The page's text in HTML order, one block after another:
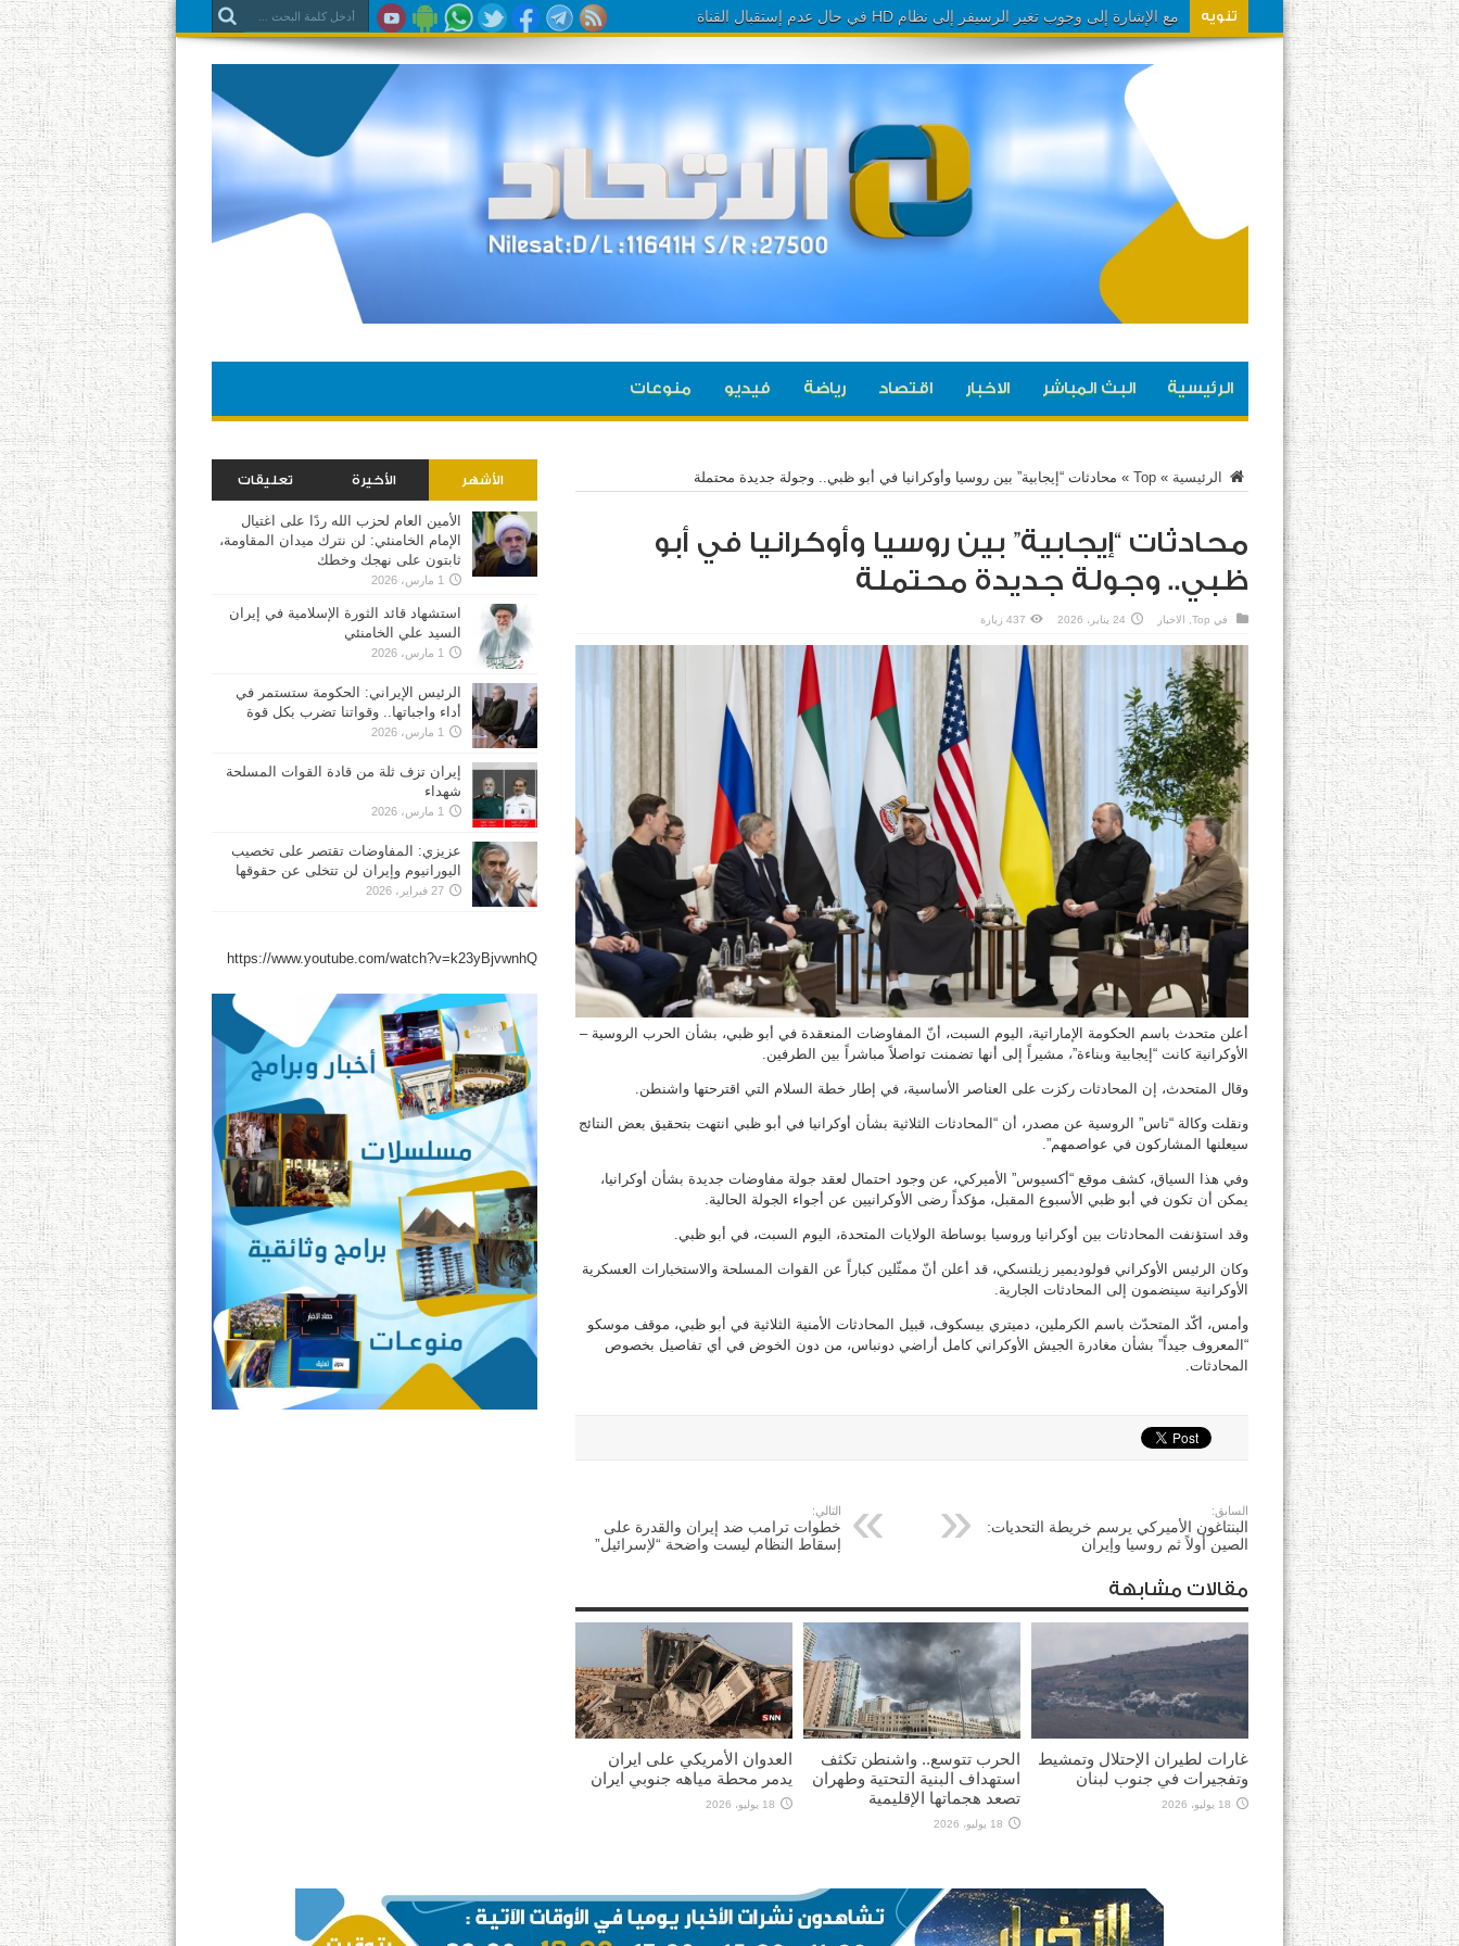
تنويه
الرئيسية البث المباشر الاخبار اقتصاد رياضة فيديو منوعات
الرئيسية »
Top
» محادثات “إيجابية” بين روسيا وأوكرانيا في أبو ظبي.. وجولة جديدة محتملة
محادثات “إيجابية” بين روسيا وأوكرانيا في أبو
ظبي.. وجولة جديدة محتملة
في Top الاخبار 24 يناير، 2026 437 زيارة
أعلن متحدث باسم الحكومة الإماراتية، اليوم السبت، أنّ المفاوضات المنعقدة في أبو ظبي، بشأن الحرب الروسية –
الأوكرانية كانت “إيجابية وبناءة”، مشيراً إلى أنها تضمنت تواصلاً مباشراً بين الطرفين.
وقال المتحدث، إن المحادثات ركزت على العناصر الأساسية، في إطار خطة السلام التي اقترحتها واشنطن.
ونقلت وكالة “تاس” الروسية عن مصدر، أن “المحادثات الثلاثية بشأن أوكرانيا في أبو ظبي انتهت بتحقيق بعض النتائج
سيعلنها المشاركون في عواصمهم”.
وفي هذا السياق، كشف موقع “أكسيوس” الأميركي، عن وجود احتمال لعقد جولة مفاوضات جديدة بشأن أوكرانيا،
يمكن أن تكون في أبو ظبي الأسبوع المقبل، مؤكداً رضى الأوكرانيين عن أجواء الجولة الحالية.
وقد استؤنفت المحادثات بين أوكرانيا وروسيا بوساطة الولايات المتحدة، اليوم السبت، في أبو ظبي.
وكان الرئيس الأوكراني فولوديمير زيلنسكي، قد أعلن أنّ ممثّلين كباراً عن القوات المسلحة والاستخبارات العسكرية
الأوكرانية سينضمون إلى المحادثات الجارية.
وأمس، أكّد المتحدّث باسم الكرملين، دميتري بيسكوف، قبيل المحادثات الأمنية الثلاثية في أبو ظبي، موقف موسكو
“المعروف جيداً” بشأن مغادرة الجيش الأوكراني كامل أراضي دونباس، من دون الخوض ‌في أي تفاصيل بخصوص
المحادثات.
السابق:
البنتاغون الأميركي يرسم خريطة التحديات:
الصين أولاً ثم روسيا وإيران
التالي:
خطوات ترامب ضد إيران والقدرة على
إسقاط النظام ليست واضحة “لإسرائيل”
مقالات مشابهة
غارات لطيران الإحتلال وتمشيط
وتفجيرات في جنوب لبنان
18 يوليو، 2026
الحرب تتوسع.. واشنطن تكثف
استهداف البنية التحتية وطهران
تصعد هجماتها الإقليمية
18 يوليو، 2026
العدوان الأمريكي على ايران
يدمر محطة مياهه جنوبي ايران
18 يوليو، 2026
الأشهر الأخيرة تعليقات
الأمين العام لحزب الله ردًا على اغتيال
الإمام الخامنئي: لن نترك ميدان المقاومة،
ثابتون على نهجك وخطك
1 مارس، 2026
استشهاد قائد الثورة الإسلامية في إيران
السيد علي الخامنئي
1 مارس، 2026
الرئيس الإيراني: الحكومة ستستمر في
أداء واجباتها.. وقواتنا تضرب بكل قوة
1 مارس، 2026
إيران تزف ثلة من قادة القوات المسلحة
شهداء
1 مارس، 2026
عزيزي: المفاوضات تقتصر على تخصيب
اليورانيوم وإيران لن تتخلى عن حقوقها
27 فبراير، 2026
https://www.youtube.com/watch?v=k23yBjvwnhQ